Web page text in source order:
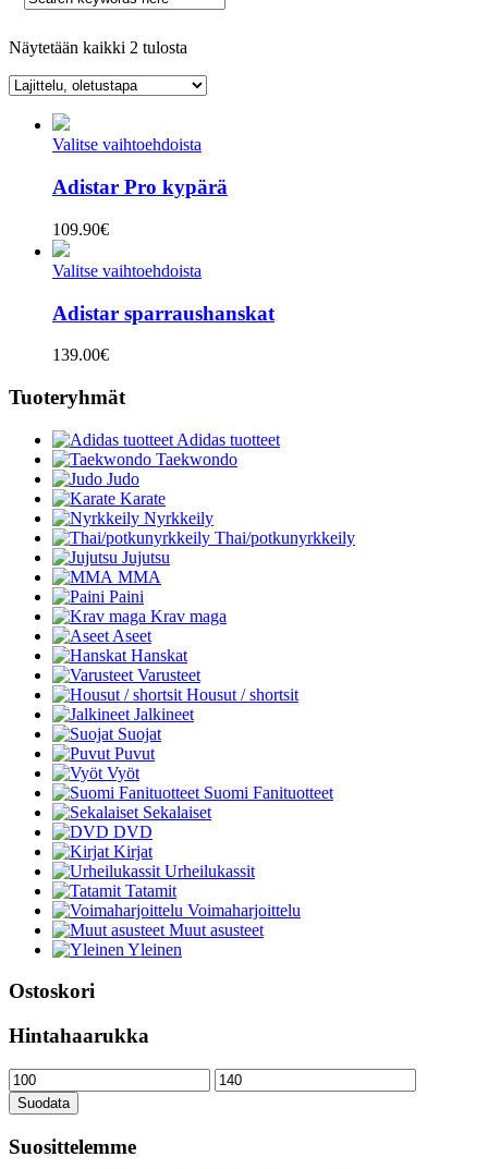
Näytetään kaikki 2 tulosta
Valitse vaihtoehdoista
Adistar Pro kypärä
109.90€
Valitse vaihtoehdoista
Adistar sparraushanskat
139.00€
Tuoteryhmät
Adidas tuotteet
Taekwondo
Judo
Karate
Nyrkkeily
Thai/potkunyrkkeily
Jujutsu
MMA
Paini
Krav maga
Aseet
Hanskat
Varusteet
Housut / shortsit
Jalkineet
Suojat
Puvut
Vyöt
Suomi Fanituotteet
Sekalaiset
DVD
Kirjat
Urheilukassit
Tatamit
Voimaharjoittelu
Muut asusteet
Yleinen
Ostoskori
Hintahaarukka
Minimihinta Maksimihinta
Suodata
Suosittelemme